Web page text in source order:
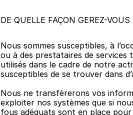
DE QUELLE FAÇON GEREZ-
Nous sommes susceptibles, à
ou à des prestataires de services
utilisés dans le cadre de notre
susceptibles de se trouver dans
Nous ne transfèrerons vos
exploiter nos systèmes que si
fous adéquats sont en place